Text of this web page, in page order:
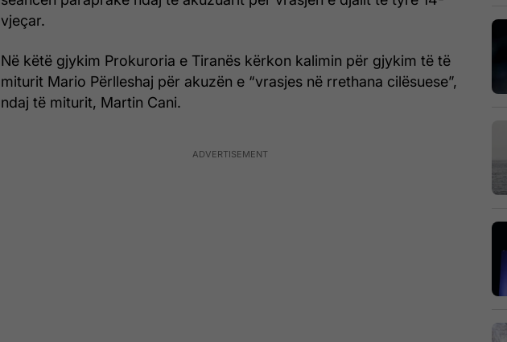
vjeçar.
Në këtë gjykim Prokuroria e Tiranës kërkon kalimin për gjykim të të
miturit Mario Përlleshaj për akuzën e “vrasjes në rrethana cilësuese”,
ndaj të miturit, Martin Cani.